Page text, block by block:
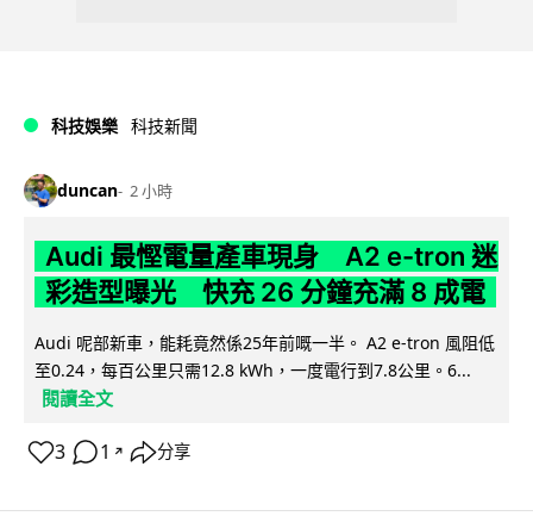
科技娛樂 科技新聞
duncan 2 小時
Audi 最慳電量產車現身 A2 e-tron 迷
彩造型曝光 快充 26 分鐘充滿 8 成電
Audi 呢部新車，能耗竟然係25年前嘅一半。 A2 e-tron 風阻低
至0.24，每百公里只需12.8 kWh，一度電行到7.8公里。6...
閱讀全文
3 1 ↗ 分享